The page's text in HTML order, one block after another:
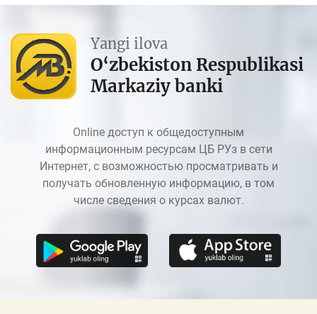
Yangi ilova
O‘zbekiston Respublikasi
Markaziy banki
Online доступ к общедоступным
информационным ресурсам ЦБ РУз в сети
Интернет, с возможностью просматривать и
получать обновленную информацию, в том
числе сведения о курсах валют.